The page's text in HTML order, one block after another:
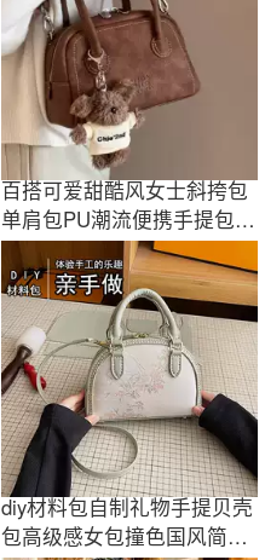
百搭可爱甜酷风女士斜挎包
单肩包PU潮流便携手提包枕
头包女包轻便
diy材料包自制礼物手提贝壳
包高级感女包撞色国风简约